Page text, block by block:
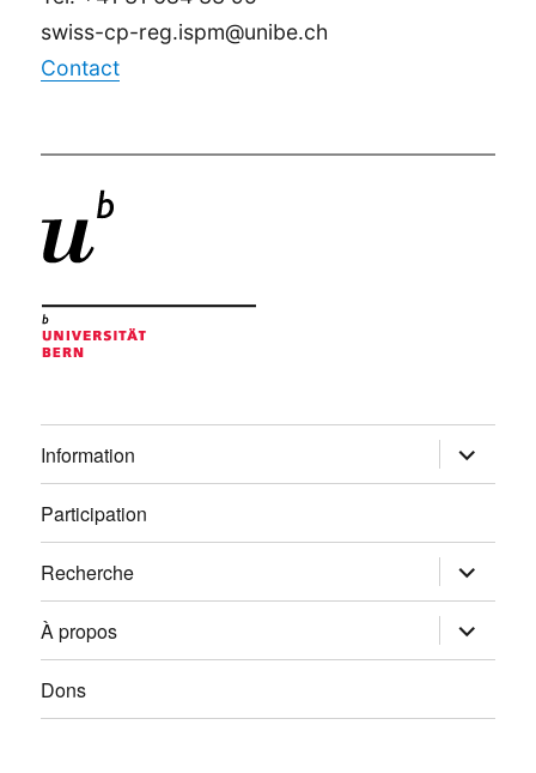
swiss-cp-reg.ispm@unibe.ch
Contact
Information ouvrir
le
sous-
Participation
Recherche ouvrir
le
sous-
menu
À propos ouvrir
le
sous-
Dons